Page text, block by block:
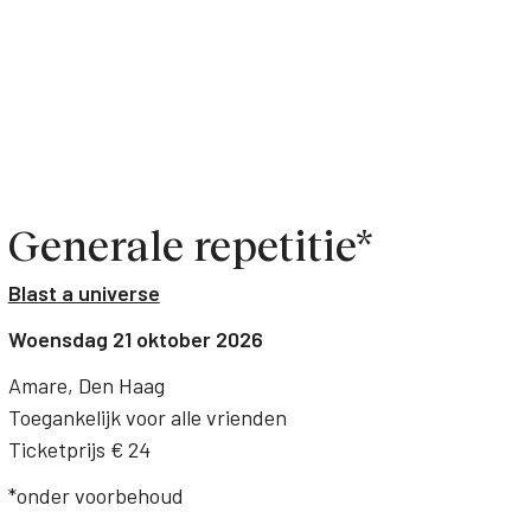
Generale repetitie*
Blast a universe
Woensdag 21 oktober 2026
Amare, Den Haag
Toegankelijk voor alle vrienden
Ticketprijs € 24
*onder voorbehoud